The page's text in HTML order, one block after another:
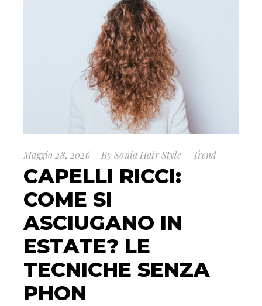
Maggio 28, 2026 By Sonia Hair Style Trend
CAPELLI RICCI:
COME SI
ASCIUGANO IN
ESTATE? LE
TECNICHE SENZA
PHON